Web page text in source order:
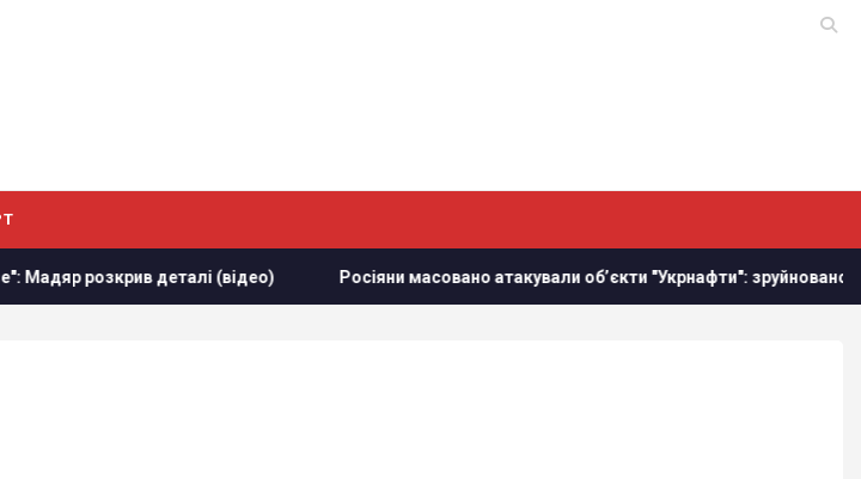
(відео) Росіяни масовано атакували обʼєкти "Укрнафти": зруйновано критично важливе